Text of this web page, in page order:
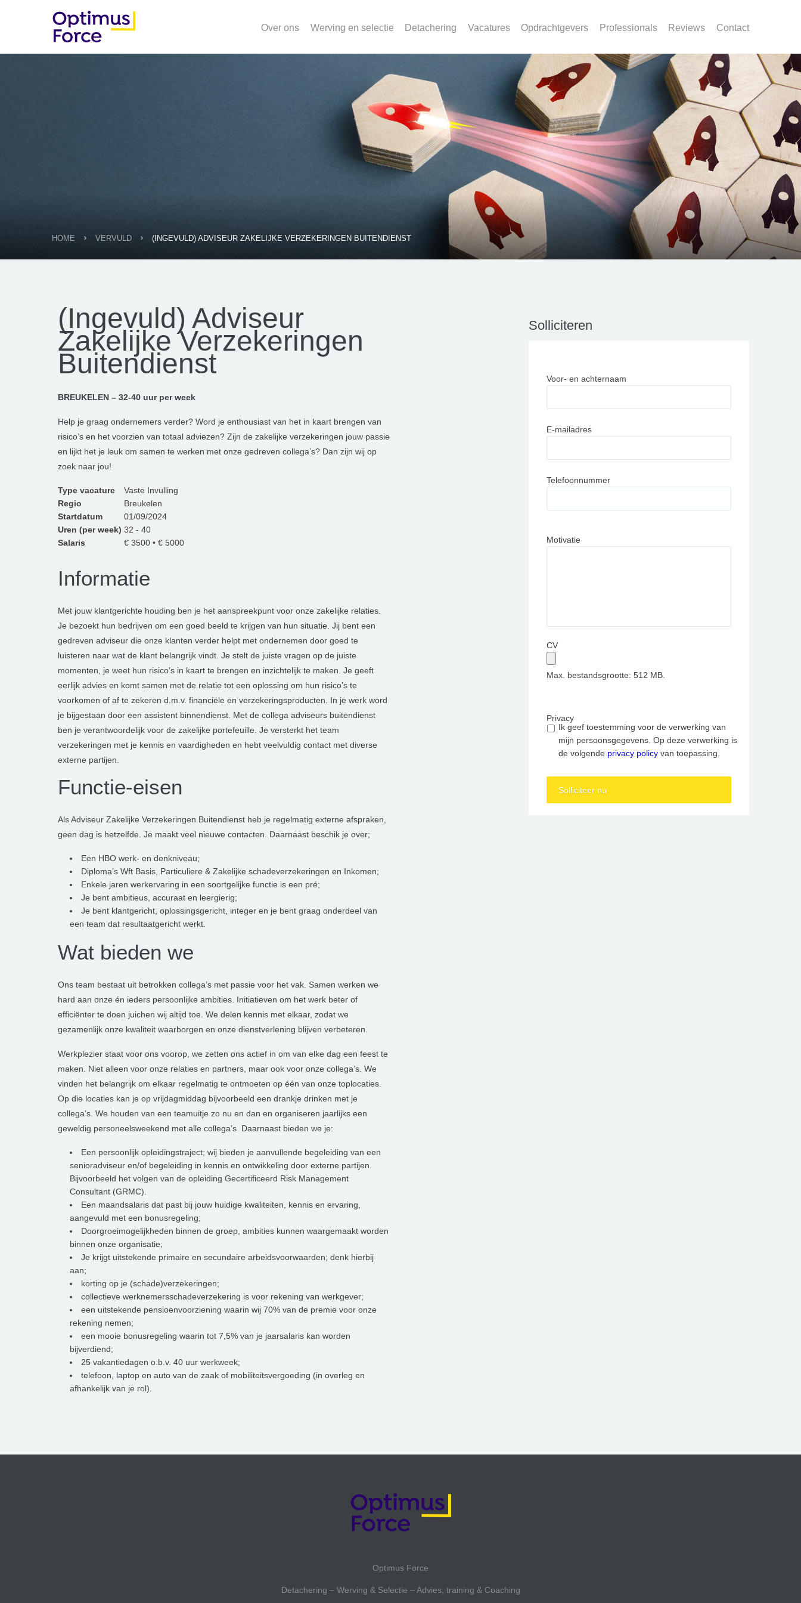
Over ons Werving en selectie Detachering Vacatures Opdrachtgevers Professionals Reviews Contact
HOME VERVULD (INGEVULD) ADVISEUR ZAKELIJKE VERZEKERINGEN BUITENDIENST
(Ingevuld) Adviseur
Zakelijke Verzekeringen
Buitendienst
BREUKELEN – 32-40 uur per week
Help je graag ondernemers verder? Word je enthousiast van het in kaart brengen van
risico’s en het voorzien van totaal adviezen? Zijn de zakelijke verzekeringen jouw passie
en lijkt het je leuk om samen te werken met onze gedreven collega’s? Dan zijn wij op
zoek naar jou!
Type vacature
Vaste Invulling
Regio
Breukelen
Startdatum
01/09/2024
Uren (per week) 32 - 40
Salaris
€ 3500 • € 5000
Informatie
Met jouw klantgerichte houding ben je het aanspreekpunt voor onze zakelijke relaties.
Je bezoekt hun bedrijven om een goed beeld te krijgen van hun situatie. Jij bent een
gedreven adviseur die onze klanten verder helpt met ondernemen door goed te
luisteren naar wat de klant belangrijk vindt. Je stelt de juiste vragen op de juiste
momenten, je weet hun risico’s in kaart te brengen en inzichtelijk te maken. Je geeft
eerlijk advies en komt samen met de relatie tot een oplossing om hun risico’s te
voorkomen of af te zekeren d.m.v. financiële en verzekeringsproducten. In je werk word
je bijgestaan door een assistent binnendienst. Met de collega adviseurs buitendienst
ben je verantwoordelijk voor de zakelijke portefeuille. Je versterkt het team
verzekeringen met je kennis en vaardigheden en hebt veelvuldig contact met diverse
externe partijen.
Functie-eisen
Als Adviseur Zakelijke Verzekeringen Buitendienst heb je regelmatig externe afspraken,
geen dag is hetzelfde. Je maakt veel nieuwe contacten. Daarnaast beschik je over;
Een HBO werk- en denkniveau;
Diploma’s Wft Basis, Particuliere & Zakelijke schadeverzekeringen en Inkomen;
Enkele jaren werkervaring in een soortgelijke functie is een pré;
Je bent ambitieus, accuraat en leergierig;
Je bent klantgericht, oplossingsgericht, integer en je bent graag onderdeel van
een team dat resultaatgericht werkt.
Wat bieden we
Ons team bestaat uit betrokken collega’s met passie voor het vak. Samen werken we
hard aan onze én ieders persoonlijke ambities. Initiatieven om het werk beter of
efficiënter te doen juichen wij altijd toe. We delen kennis met elkaar, zodat we
gezamenlijk onze kwaliteit waarborgen en onze dienstverlening blijven verbeteren.
Werkplezier staat voor ons voorop, we zetten ons actief in om van elke dag een feest te
maken. Niet alleen voor onze relaties en partners, maar ook voor onze collega’s. We
vinden het belangrijk om elkaar regelmatig te ontmoeten op één van onze toplocaties.
Op die locaties kan je op vrijdagmiddag bijvoorbeeld een drankje drinken met je
collega’s. We houden van een teamuitje zo nu en dan en organiseren jaarlijks een
geweldig personeelsweekend met alle collega’s. Daarnaast bieden we je:
Een persoonlijk opleidingstraject; wij bieden je aanvullende begeleiding van een
senioradviseur en/of begeleiding in kennis en ontwikkeling door externe partijen.
Bijvoorbeeld het volgen van de opleiding Gecertificeerd Risk Management
Consultant (GRMC).
Een maandsalaris dat past bij jouw huidige kwaliteiten, kennis en ervaring,
aangevuld met een bonusregeling;
Doorgroeimogelijkheden binnen de groep, ambities kunnen waargemaakt worden
binnen onze organisatie;
Je krijgt uitstekende primaire en secundaire arbeidsvoorwaarden; denk hierbij
aan;
korting op je (schade)verzekeringen;
collectieve werknemersschadeverzekering is voor rekening van werkgever;
een uitstekende pensioenvoorziening waarin wij 70% van de premie voor onze
rekening nemen;
een mooie bonusregeling waarin tot 7,5% van je jaarsalaris kan worden
bijverdiend;
25 vakantiedagen o.b.v. 40 uur werkweek;
telefoon, laptop en auto van de zaak of mobiliteitsvergoeding (in overleg en
afhankelijk van je rol).
Solliciteren
Voor- en achternaam
E-mailadres
Telefoonnummer
Motivatie
CV
Max. bestandsgrootte: 512 MB.
Privacy
Ik geef toestemming voor de verwerking van
mijn persoonsgegevens. Op deze verwerking is
de volgende privacy policy van toepassing.
Optimus Force
Detachering – Werving & Selectie – Advies, training & Coaching